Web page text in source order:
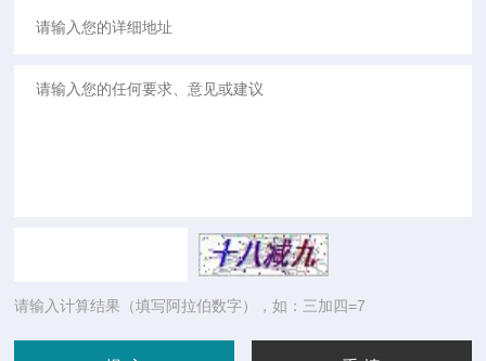
请输入计算结果（填写阿拉伯数字），如：三加四=7